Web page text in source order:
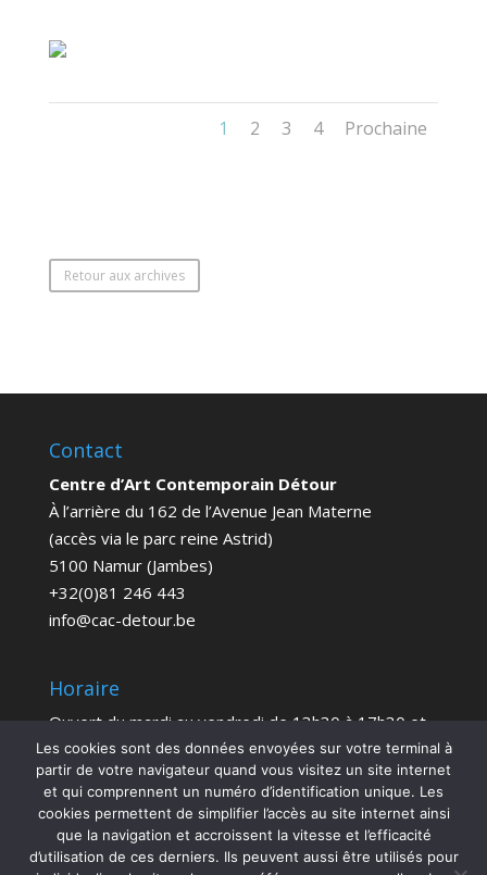
1 2 3 4 Prochaine
Retour aux archives
Contact
Centre d’Art Contemporain Détour
À l’arrière du 162 de l’Avenue Jean Materne
(accès via le parc reine Astrid)
5100 Namur (Jambes)
+32(0)81 246 443
info@cac-detour.be
Horaire
Ouvert du mardi au vendredi de 13h30 à 17h30 et
le samedi de 14h à 18h
Entrée Gratuite
Les cookies sont des données envoyées sur votre terminal à
partir de votre navigateur quand vous visitez un site internet
et qui comprennent un numéro d’identification unique. Les
cookies permettent de simplifier l’accès au site internet ainsi
que la navigation et accroissent la vitesse et l’efficacité
d’utilisation de ces derniers. Ils peuvent aussi être utilisés pour